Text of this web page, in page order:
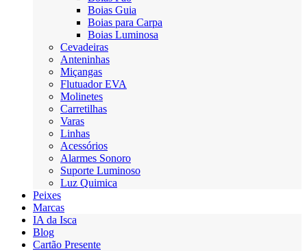
Boias Guia
Boias para Carpa
Boias Luminosa
Cevadeiras
Anteninhas
Miçangas
Flutuador EVA
Molinetes
Carretilhas
Varas
Linhas
Acessórios
Alarmes Sonoro
Suporte Luminoso
Luz Quimica
Peixes
Marcas
IA da Isca
Blog
Cartão Presente